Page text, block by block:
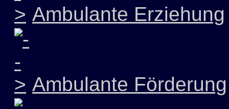
Ambulante Erziehung
Ambulante Förderung